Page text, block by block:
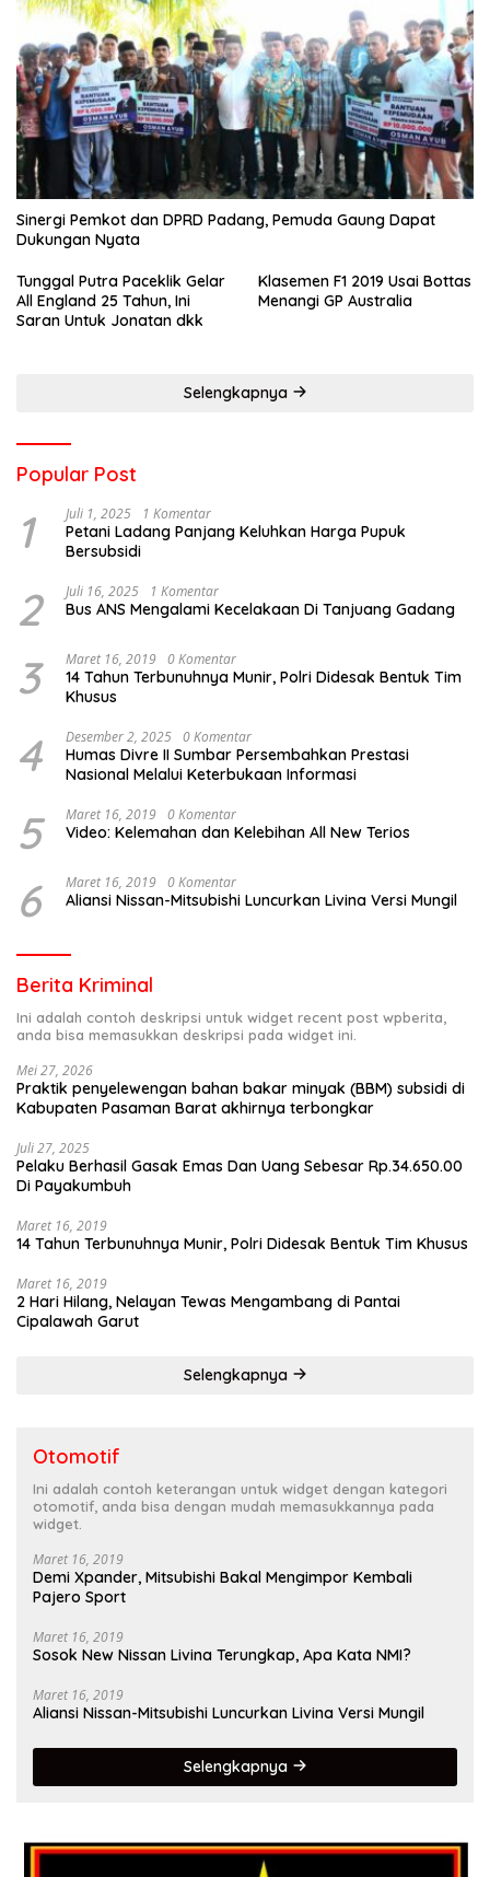
Sinergi Pemkot dan DPRD Padang, Pemuda Gaung Dapat
Dukungan Nyata
Tunggal Putra Paceklik Gelar
All England 25 Tahun, Ini
Saran Untuk Jonatan dkk
Klasemen F1 2019 Usai Bottas
Menangi GP Australia
Selengkapnya
Popular Post
1 Juli 1, 2025 1 Komentar
Petani Ladang Panjang Keluhkan Harga Pupuk
Bersubsidi
2 Juli 16, 2025 1 Komentar
Bus ANS Mengalami Kecelakaan Di Tanjuang Gadang
3 Maret 16, 2019 0 Komentar
14 Tahun Terbunuhnya Munir, Polri Didesak Bentuk Tim
Khusus
4 Desember 2, 2025 0 Komentar
Humas Divre II Sumbar Persembahkan Prestasi
Nasional Melalui Keterbukaan Informasi
5 Maret 16, 2019 0 Komentar
Video: Kelemahan dan Kelebihan All New Terios
6 Maret 16, 2019 0 Komentar
Aliansi Nissan-Mitsubishi Luncurkan Livina Versi Mungil
Berita Kriminal
Ini adalah contoh deskripsi untuk widget recent post wpberita,
anda bisa memasukkan deskripsi pada widget ini.
Mei 27, 2026
Praktik penyelewengan bahan bakar minyak (BBM) subsidi di
Kabupaten Pasaman Barat akhirnya terbongkar
Juli 27, 2025
Pelaku Berhasil Gasak Emas Dan Uang Sebesar Rp.34.650.00
Di Payakumbuh
Maret 16, 2019
14 Tahun Terbunuhnya Munir, Polri Didesak Bentuk Tim Khusus
Maret 16, 2019
2 Hari Hilang, Nelayan Tewas Mengambang di Pantai
Cipalawah Garut
Selengkapnya
Otomotif
Ini adalah contoh keterangan untuk widget dengan kategori
otomotif, anda bisa dengan mudah memasukkannya pada
widget.
Maret 16, 2019
Demi Xpander, Mitsubishi Bakal Mengimpor Kembali
Pajero Sport
Maret 16, 2019
Sosok New Nissan Livina Terungkap, Apa Kata NMI?
Maret 16, 2019
Aliansi Nissan-Mitsubishi Luncurkan Livina Versi Mungil
Selengkapnya